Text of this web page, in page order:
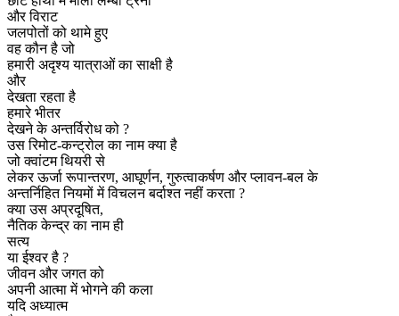
और विराट
जलपोतों को थामे हुए
वह कौन है जो
हमारी अदृश्य यात्राओं का साक्षी है
और
देखता रहता है
हमारे भीतर
देखने के अन्तर्विरोध को ?
उस रिमोट-कन्ट्रोल का नाम क्या है
जो क्वांटम थियरी से
लेकर ऊर्जा रूपान्तरण, आघूर्णन, गुरुत्वाकर्षण और प्लावन-बल के
अन्तर्निहित नियमों में विचलन बर्दाश्त नहीं करता ?
क्या उस अप्रदूषित,
नैतिक केन्द्र का नाम ही
सत्य
या ईश्वर है ?
जीवन और जगत को
अपनी आत्मा में भोगने की कला
यदि अध्यात्म